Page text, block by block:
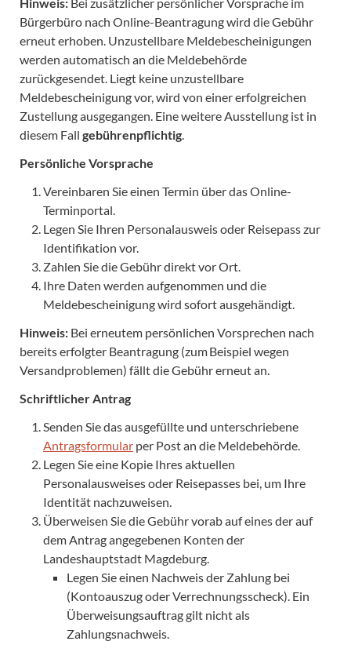
Bürgerbüro nach Online-Beantragung wird die Gebühr
erneut erhoben. Unzustellbare Meldebescheinigungen
werden automatisch an die Meldebehörde
zurückgesendet. Liegt keine unzustellbare
Meldebescheinigung vor, wird von einer erfolgreichen
Zustellung ausgegangen. Eine weitere Ausstellung ist in
diesem Fall gebührenpflichtig
Persönliche Vorsprache
Vereinbaren Sie einen Termin über das Online-
Terminportal.
Legen Sie Ihren Personalausweis oder Reisepass zur
Identifikation vor.
Zahlen Sie die Gebühr direkt vor Ort.
Ihre Daten werden aufgenommen und die
Meldebescheinigung wird sofort ausgehändigt.
Hinweis: Bei erneutem persönlichen Vorsprechen nach
bereits erfolgter Beantragung (zum Beispiel wegen
Versandproblemen) fällt die Gebühr erneut an.
Schriftlicher Antrag
Senden Sie das ausgefüllte und unterschriebene
Antragsformular per Post an die Meldebehörde.
Legen Sie eine Kopie Ihres aktuellen
Personalausweises oder Reisepasses bei, um Ihre
Identität nachzuweisen.
Überweisen Sie die Gebühr vorab auf eines der auf
dem Antrag angegebenen Konten der
Landeshauptstadt Magdeburg.
Legen Sie einen Nachweis der Zahlung bei
(Kontoauszug oder Verrechnungsscheck). Ein
Überweisungsauftrag gilt nicht als
Zahlungsnachweis.